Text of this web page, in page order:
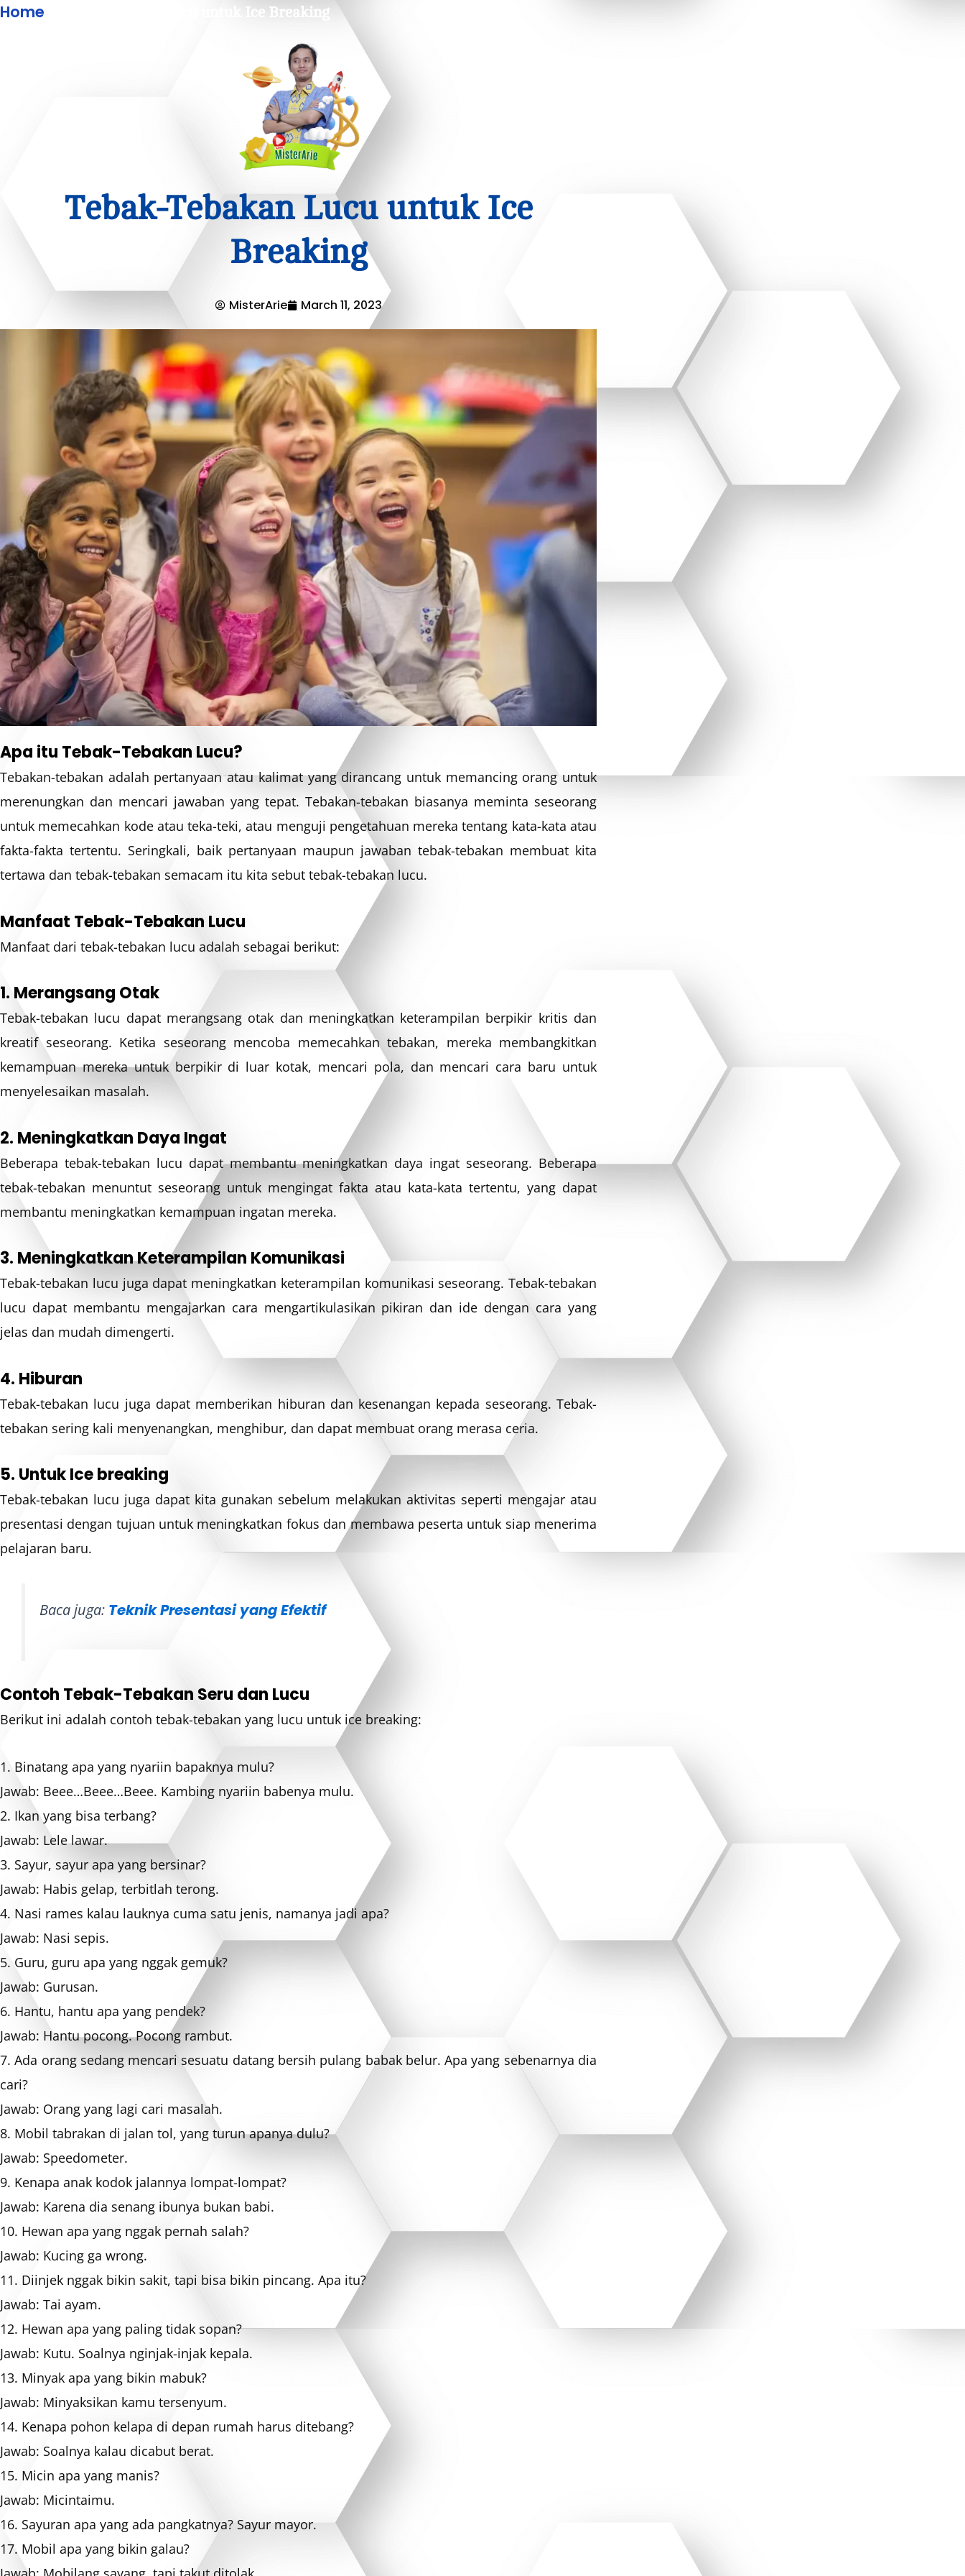
Home Tebak-Tebakan Lucu untuk Ice Breaking
Tebak-Tebakan Lucu untuk Ice
Breaking
MisterArie March 11, 2023
Apa itu Tebak-Tebakan Lucu?
Tebakan-tebakan adalah pertanyaan atau kalimat yang dirancang untuk memancing orang untuk
merenungkan dan mencari jawaban yang tepat. Tebakan-tebakan biasanya meminta seseorang
untuk memecahkan kode atau teka-teki, atau menguji pengetahuan mereka tentang kata-kata atau
fakta-fakta tertentu. Seringkali, baik pertanyaan maupun jawaban tebak-tebakan membuat kita
tertawa dan tebak-tebakan semacam itu kita sebut tebak-tebakan lucu.
Manfaat Tebak-Tebakan Lucu
Manfaat dari tebak-tebakan lucu adalah sebagai berikut:
1. Merangsang Otak
Tebak-tebakan lucu dapat merangsang otak dan meningkatkan keterampilan berpikir kritis dan
kreatif seseorang. Ketika seseorang mencoba memecahkan tebakan, mereka membangkitkan
kemampuan mereka untuk berpikir di luar kotak, mencari pola, dan mencari cara baru untuk
menyelesaikan masalah.
2. Meningkatkan Daya Ingat
Beberapa tebak-tebakan lucu dapat membantu meningkatkan daya ingat seseorang. Beberapa
tebak-tebakan menuntut seseorang untuk mengingat fakta atau kata-kata tertentu, yang dapat
membantu meningkatkan kemampuan ingatan mereka.
3. Meningkatkan Keterampilan Komunikasi
Tebak-tebakan lucu juga dapat meningkatkan keterampilan komunikasi seseorang. Tebak-tebakan
lucu dapat membantu mengajarkan cara mengartikulasikan pikiran dan ide dengan cara yang
jelas dan mudah dimengerti.
4. Hiburan
Tebak-tebakan lucu juga dapat memberikan hiburan dan kesenangan kepada seseorang. Tebak-
tebakan sering kali menyenangkan, menghibur, dan dapat membuat orang merasa ceria.
5. Untuk Ice breaking
Tebak-tebakan lucu juga dapat kita gunakan sebelum melakukan aktivitas seperti mengajar atau
presentasi dengan tujuan untuk meningkatkan fokus dan membawa peserta untuk siap menerima
pelajaran baru.
Baca juga: Teknik Presentasi yang Efektif
Contoh Tebak-Tebakan Seru dan Lucu
Berikut ini adalah contoh tebak-tebakan yang lucu untuk ice breaking:
1. Binatang apa yang nyariin bapaknya mulu?
Jawab: Beee…Beee…Beee. Kambing nyariin babenya mulu.
2. Ikan yang bisa terbang?
Jawab: Lele lawar.
3. Sayur, sayur apa yang bersinar?
Jawab: Habis gelap, terbitlah terong.
4. Nasi rames kalau lauknya cuma satu jenis, namanya jadi apa?
Jawab: Nasi sepis.
5. Guru, guru apa yang nggak gemuk?
Jawab: Gurusan.
6. Hantu, hantu apa yang pendek?
Jawab: Hantu pocong. Pocong rambut.
7. Ada orang sedang mencari sesuatu datang bersih pulang babak belur. Apa yang sebenarnya dia
cari?
Jawab: Orang yang lagi cari masalah.
8. Mobil tabrakan di jalan tol, yang turun apanya dulu?
Jawab: Speedometer.
9. Kenapa anak kodok jalannya lompat-lompat?
Jawab: Karena dia senang ibunya bukan babi.
10. Hewan apa yang nggak pernah salah?
Jawab: Kucing ga wrong.
11. Diinjek nggak bikin sakit, tapi bisa bikin pincang. Apa itu?
Jawab: Tai ayam.
12. Hewan apa yang paling tidak sopan?
Jawab: Kutu. Soalnya nginjak-injak kepala.
13. Minyak apa yang bikin mabuk?
Jawab: Minyaksikan kamu tersenyum.
14. Kenapa pohon kelapa di depan rumah harus ditebang?
Jawab: Soalnya kalau dicabut berat.
15. Micin apa yang manis?
Jawab: Micintaimu.
16. Sayuran apa yang ada pangkatnya? Sayur mayor.
17. Mobil apa yang bikin galau?